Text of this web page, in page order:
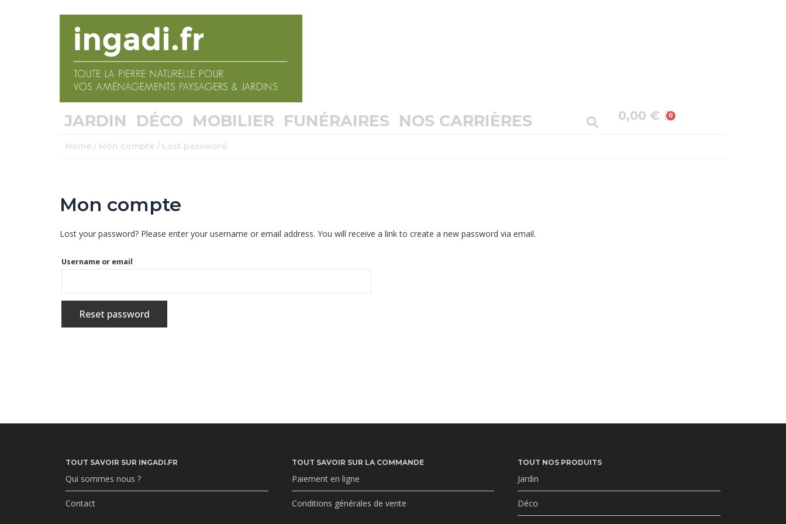
JARDIN DÉCO MOBILIER FUNÉRAIRES NOS CARRIÈRES 0,00 €
Home / Mon compte / Lost password
Mon compte
Lost your password? Please enter your username or email address. You will receive a link to create a new password via email.
Username or email
Reset password
TOUT SAVOIR SUR INGADI.FR
Qui sommes nous ?
Contact
TOUT SAVOIR SUR LA COMMANDE
Paiement en ligne
Conditions générales de vente
TOUT NOS PRODUITS
Jardin
Déco